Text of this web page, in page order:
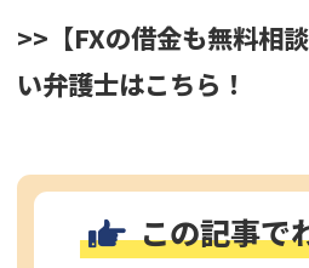
>>【FXの借金も無料相
い弁護士はこちら！
この記事で